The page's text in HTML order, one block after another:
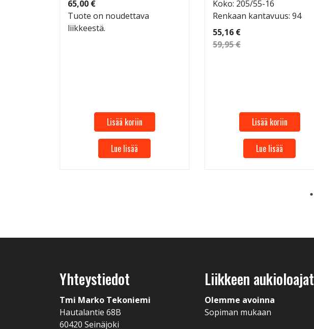
65,00 €
Tuote on noudettava
liikkeestä.
Lisää koriin
Lue lisää
Koko: 205/55-16
Renkaan kantavuus: 94
55,16 €
59,95 €
Lisää koriin
Lue lisää
Yhteystiedot
Tmi Marko Tekoniemi
Hautalantie 68B
60420 Seinäjoki
Liikkeen aukioloajat
Olemme avoinna
Sopiman mukaan